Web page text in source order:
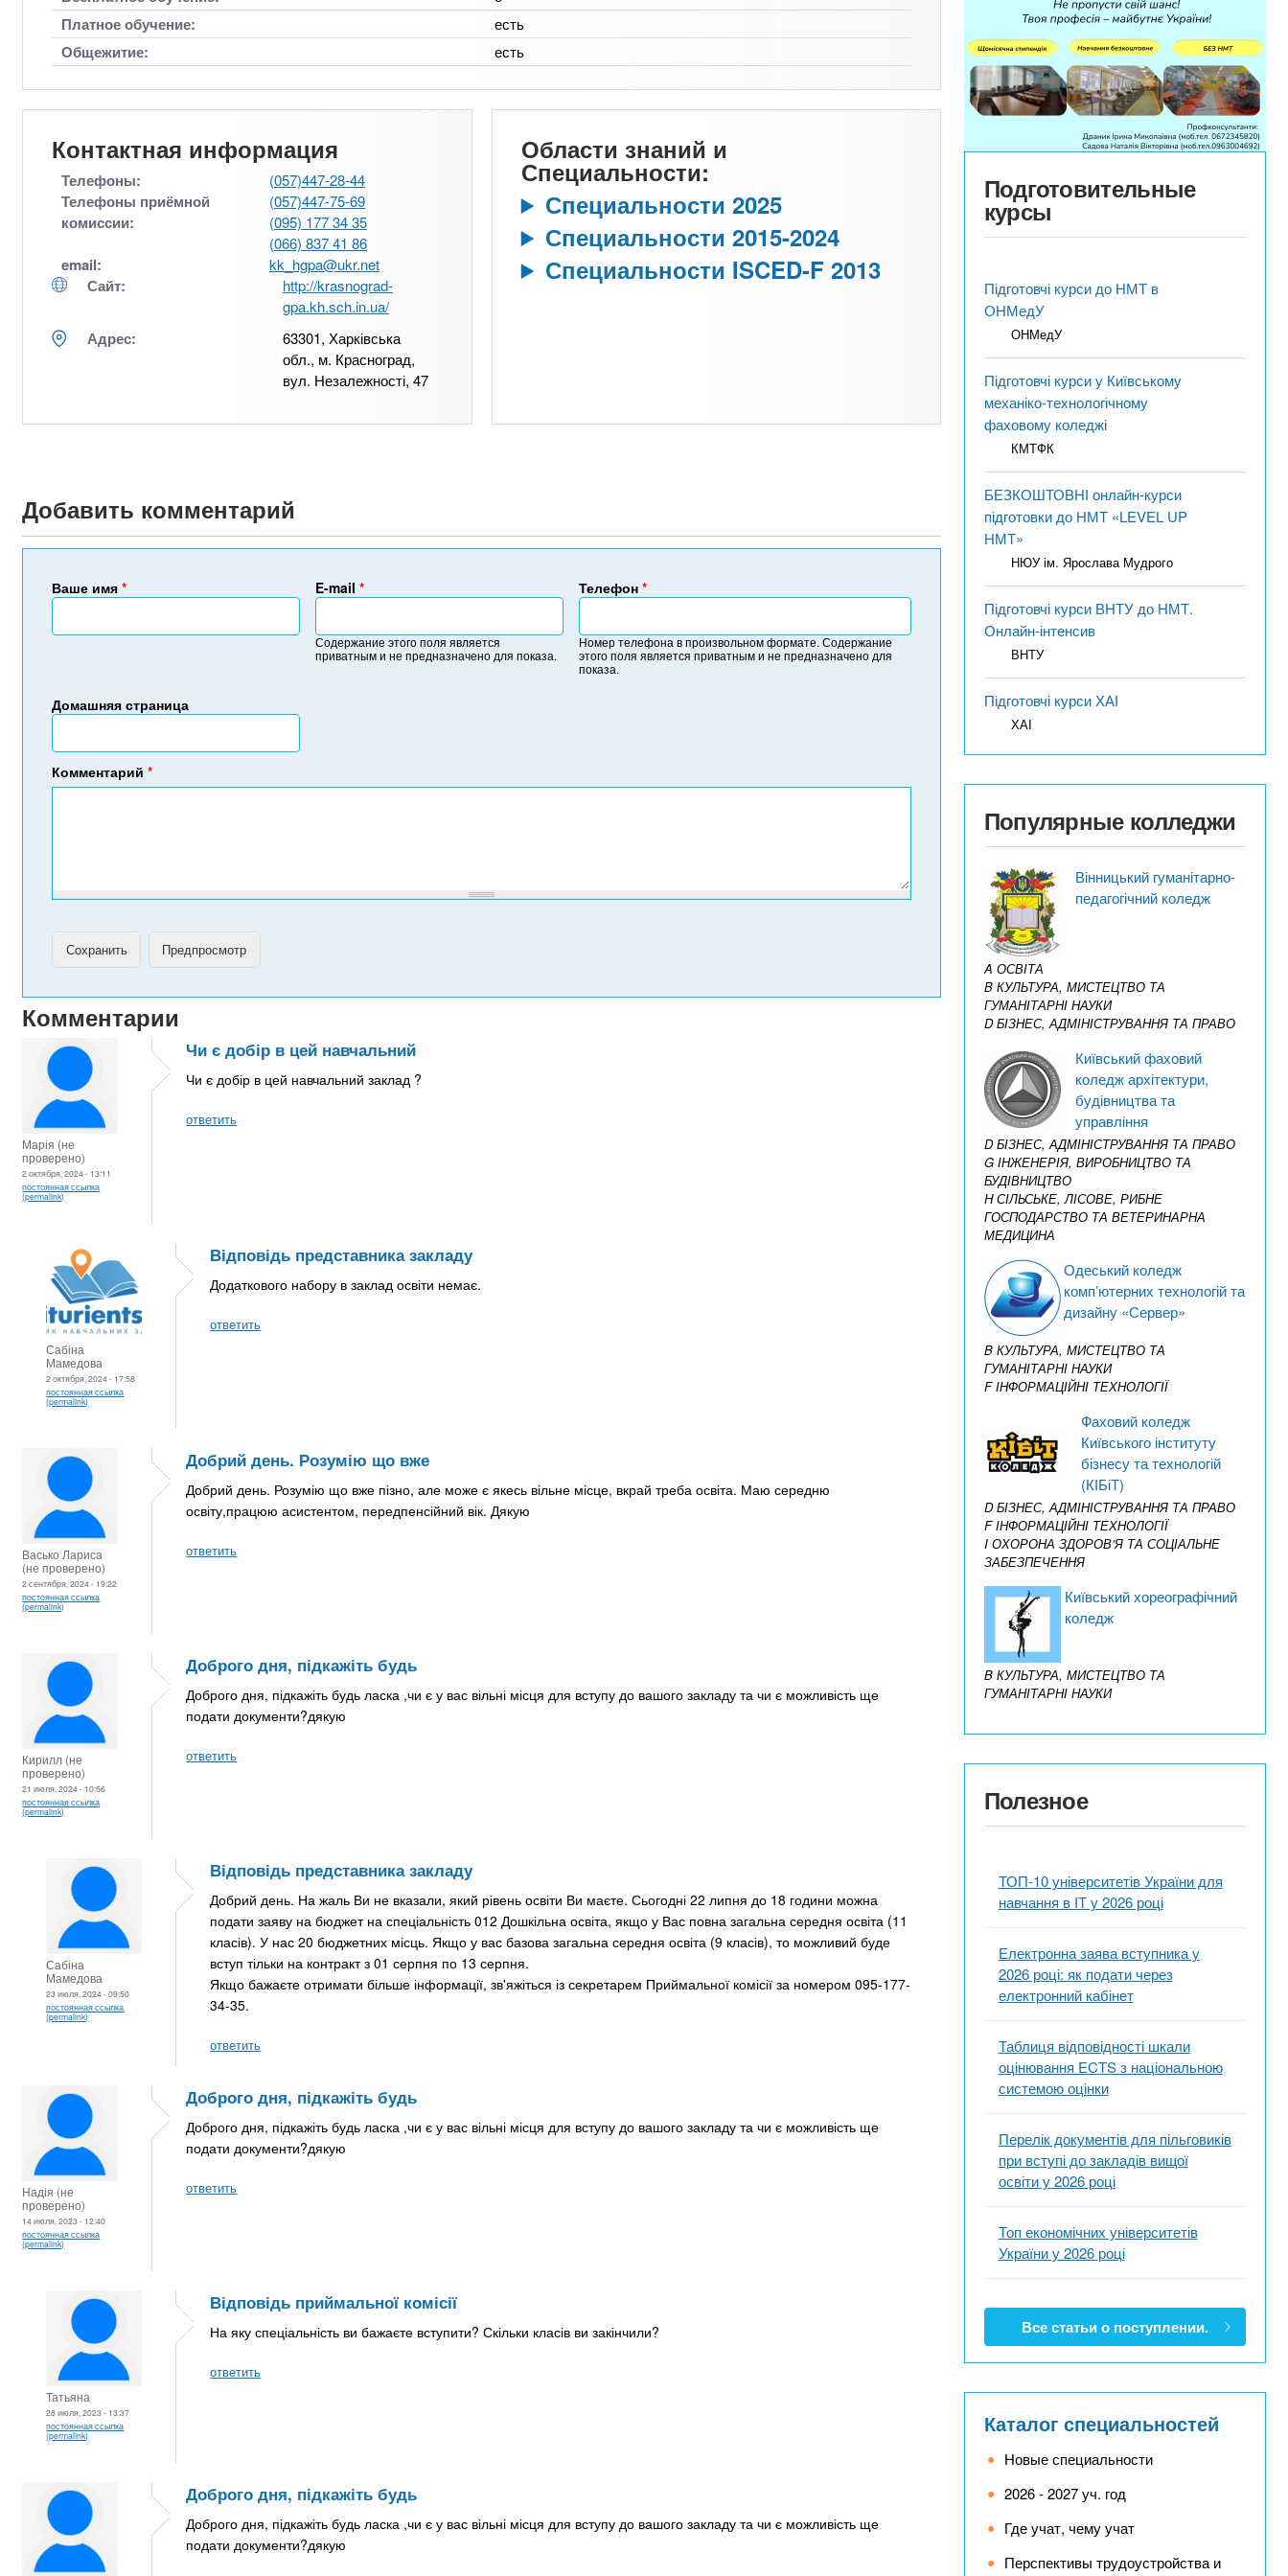
Платное обучение: есть
Общежитие: есть
Контактная информация
Телефоны: (057)447-28-44
Телефоны приёмной
комиссии:
(057)447-75-69
(095) 177 34 35
(066) 837 41 86
email: kk_hgpa@ukr.net
Сайт:
http://krasnograd-
gpa.kh.sch.in.ua/
Адрес:
63301, Харківська
обл., м. Красноград,
вул. Незалежності, 47
Области знаний и
Специальности:
Специальности 2025
Специальности 2015-2024
Специальности ISCED-F 2013
Добавить комментарий
Ваше имя* E-mail *
Содержание этого поля является
приватным и не предназначено для показа.
Домашняя страница
Телефон *
Н
м
е
Номер телефона в произвольном формате. Содержание
этого поля является приватным и не предназначено для
показа.
Комментарий*
Комментарии
Марія (не
проверено)
2 октября, 2024 - 13:11
постоянная ссылка
(permalink)
Чи є добір в цей навчальний
Чи є добір в цей навчальний заклад ?
ответить
Сабіна
Мамедова
2 октября, 2024 - 17:58
постоянная ссылка
(permalink)
Відповідь представника закладу
Додаткового набору в заклад освіти немає.
ответить
Васько Лариса
(не проверено)
2 сентября, 2024 - 19:22
постоянная ссылка
(permalink)
Добрий день. Розумію що вже
Добрий день. Розумію що вже пізно, але може є якесь вільне місце, вкрай треба освіта. Маю середню
освіту,працюю асистентом, передпенсійний вік. Дякую
ответить
Кирилл (не
проверено)
21 июля, 2024 - 10:56
постоянная ссылка
(permalink)
Доброго дня, підкажіть будь
Доброго дня, підкажіть будь ласка ,чи є у вас вільні місця для вступу до вашого закладу та чи є можливість ще
подати документи?дякую
ответить
Сабіна
Мамедова
23 июля, 2024 - 09:50
постоянная ссылка
(permalink)
Відповідь представника закладу
Добрий день. На жаль Ви не вказали, який рівень освіти Ви маєте. Сьогодні 22 липня до 18 години можна
подати заяву на бюджет на спеціальність 012 Дошкільна освіта, якщо у Вас повна загальна середня освіта (11
класів). У нас 20 бюджетних місць. Якщо у вас базова загальна середня освіта (9 класів), то можливий буде
вступ тільки на контракт з 01 серпня по 13 серпня.
Якщо бажаєте отримати більше інформації, зв'яжіться із секретарем Приймальної комісії за номером 095-177-
34-35.
ответить
Надія (не
проверено)
14 июля, 2023 - 12:40
постоянная ссылка
(permalink)
Доброго дня, підкажіть будь
Доброго дня, підкажіть будь ласка ,чи є у вас вільні місця для вступу до вашого закладу та чи є можливість ще
подати документи?дякую
ответить
Татьяна
28 июля, 2023 - 13:37
постоянная ссылка
(permalink)
Відповідь приймальної комісії
На яку спеціальність ви бажаєте вступити? Скільки класів ви закінчили?
ответить
Доброго дня, підкажіть будь
Доброго дня, підкажіть будь ласка ,чи є у вас вільні місця для вступу до вашого закладу та чи є можливість ще
подати документи?дякую
Подготовительные
курсы
Підготовчі курси до НМТ в
ОНМедУ
ОНМедУ
Підготовчі курси у Київському
механіко-технологічному
фаховому коледжі
КМТФК
БЕЗКОШТОВНІ онлайн-курси
підготовки до НМТ «LEVEL UP
НМТ»
НЮУ ім. Ярослава Мудрого
Підготовчі курси ВНТУ до НМТ.
Онлайн-інтенсив
ВНТУ
Підготовчі курси ХАІ
ХАІ
Популярные колледжи
Вінницький гуманітарно-
педагогічний коледж
A ОСВІТА
B КУЛЬТУРА, МИСТЕЦТВО ТА
ГУМАНІТАРНІ НАУКИ
D БІЗНЕС, АДМІНІСТРУВАННЯ ТА ПРАВО
Київський фаховий
коледж архітектури,
будівництва та
управління
D БІЗНЕС, АДМІНІСТРУВАННЯ ТА ПРАВО
G ІНЖЕНЕРІЯ, ВИРОБНИЦТВО ТА
БУДІВНИЦТВО
H СІЛЬСЬКЕ, ЛІСОВЕ, РИБНЕ
ГОСПОДАРСТВО ТА ВЕТЕРИНАРНА
МЕДИЦИНА
Одеський коледж
комп’ютерних технологій та
дизайну «Сервер»
B КУЛЬТУРА, МИСТЕЦТВО ТА
ГУМАНІТАРНІ НАУКИ
F ІНФОРМАЦІЙНІ ТЕХНОЛОГІЇ
Фаховий коледж
Київського інституту
бізнесу та технологій
(КІБіТ)
D БІЗНЕС, АДМІНІСТРУВАННЯ ТА ПРАВО
F ІНФОРМАЦІЙНІ ТЕХНОЛОГІЇ
I ОХОРОНА ЗДОРОВ’Я ТА СОЦІАЛЬНЕ
ЗАБЕЗПЕЧЕННЯ
Київський хореографічний
коледж
B КУЛЬТУРА, МИСТЕЦТВО ТА
ГУМАНІТАРНІ НАУКИ
Полезное
ТОП-10 університетів України для
навчання в ІТ у 2026 році
Електронна заява вступника у
2026 році: як подати через
електронний кабінет
Таблиця відповідності шкали
оцінювання ECTS з національною
системою оцінки
Перелік документів для пільговиків
при вступі до закладів вищої
освіти у 2026 році
Топ економічних університетів
України у 2026 році
Все статьи о поступлении.
Каталог специальностей
Новые специальности
2026 - 2027 уч. год
Где учат, чему учат
Перспективы трудоустройства и